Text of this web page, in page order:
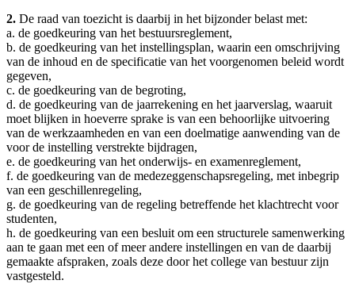
2. De raad van toezicht is daarbij in het bijzonder belast met:
a. de goedkeuring van het bestuursreglement,
b. de goedkeuring van het instellingsplan, waarin een omschrijving
van de inhoud en de specificatie van het voorgenomen beleid wordt
gegeven,
c. de goedkeuring van de begroting,
d. de goedkeuring van de jaarrekening en het jaarverslag, waaruit
moet blijken in hoeverre sprake is van een behoorlijke uitvoering
van de werkzaamheden en van een doelmatige aanwending van de
voor de instelling verstrekte bijdragen,
e. de goedkeuring van het onderwijs- en examenreglement,
f. de goedkeuring van de medezeggenschapsregeling, met inbegrip
van een geschillenregeling,
g. de goedkeuring van de regeling betreffende het klachtrecht voor
studenten,
h. de goedkeuring van een besluit om een structurele samenwerking
aan te gaan met een of meer andere instellingen en van de daarbij
gemaakte afspraken, zoals deze door het college van bestuur zijn
vastgesteld.